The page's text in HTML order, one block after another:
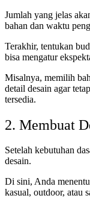
Jumlah yang jelas
bahan dan waktu
Terakhir, tentukan
bisa mengatur
Misalnya, memilih
detail desain agar
tersedia.
2. Membuat
Setelah kebutuhan
desain.
Di sini, Anda
kasual, outdoor, atau